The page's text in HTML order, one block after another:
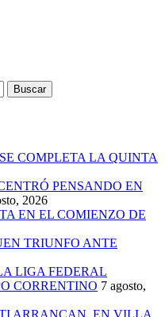
COMPLETA LA QUINTA
PENSANDO EN
2026
EN EL COMIENZO DE
TRIUNFO ANTE
LIGA FEDERAL
CORRENTINO 7 agosto,
ARRANCAN, EN VILLA